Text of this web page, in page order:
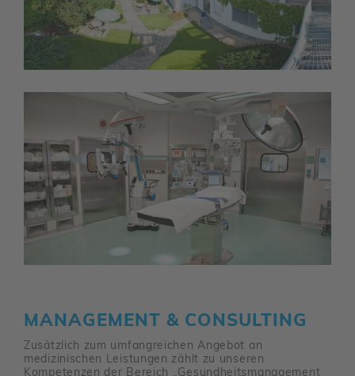
MANAGEMENT & CONSULTING
Zusätzlich zum umfangreichen Angebot an
medizinischen Leistungen zählt zu unseren
Kompetenzen der Bereich „Gesundheitsmanagement